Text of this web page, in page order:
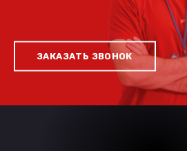
ЗАКАЗАТЬ ЗВОНОК